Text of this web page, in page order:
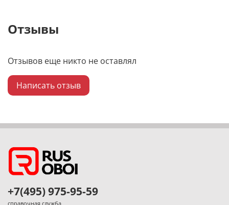
Отзывы
Отзывов еще никто не оставлял
Написать отзыв
+7(495) 975-95-59
справочная служба